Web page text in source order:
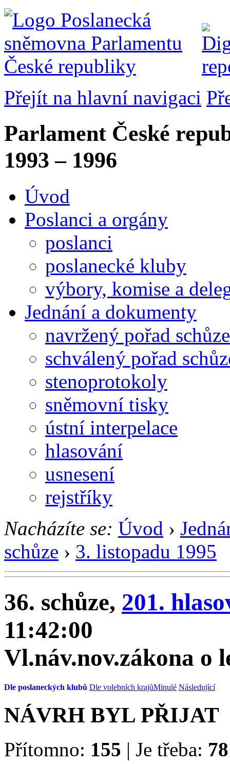
Přejít na hlavní navigaci
Parlament České
1993 – 1996
Úvod
Poslanci a orgány
poslanci
poslanecké kluby
výbory, komise a
Jednání a dokumenty
navržený pořad schůze
schválený pořad
stenoprotokoly
sněmovní tisky
ústní interpelace
hlasování
usnesení
rejstříky
Nacházíte se: Úvod ›
schůze › 3. listopadu 1995
36. schůze, 201.
11:42:00
Vl.náv.nov.zákona o
Dle poslaneckých klubů Dle volebních krajůMinulé Následující
NÁVRH BYL PŘIJAT
Přítomno: 155 | Je třeba: 78